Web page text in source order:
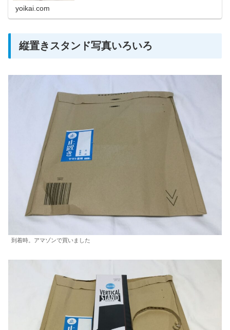
yoikai.com
縦置きスタンド写真いろいろ
到着時。アマゾンで買いました